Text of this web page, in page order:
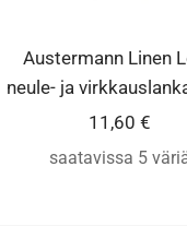
Austermann Linen
neule- ja
Alennushinta
11,60 €
saatavissa 5